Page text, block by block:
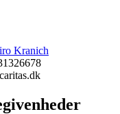
Kranich